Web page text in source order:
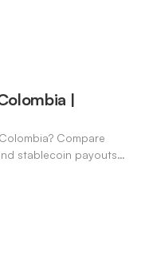
|
Compare
stablecoin payouts.